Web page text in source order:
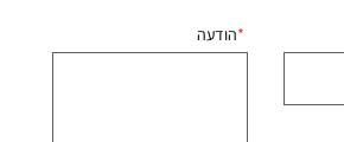
הודעה